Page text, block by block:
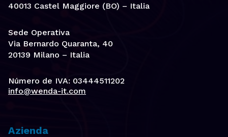
40013 Castel Maggiore (BO) – Italia
Sede Operativa
Via Bernardo Quaranta, 40
20139 Milano – Italia
Número de IVA: 03444511202
info@wenda-it.com
Azienda